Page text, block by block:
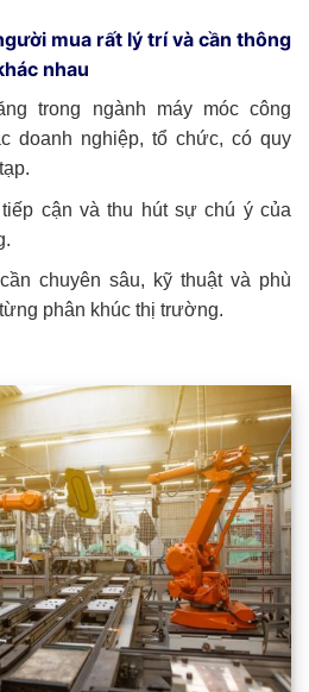
mua rất lý trí và cần thông
nhau
trong ngành máy móc công
doanh nghiệp, tổ chức, có quy
cận và thu hút sự chú ý của
chuyên sâu, kỹ thuật và phù
phân khúc thị trường.